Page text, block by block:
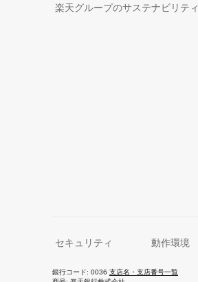
楽天グループのサステナビリティ
セキュリティ 動作環境
銀行コード 0036 支店名・支店番号一覧